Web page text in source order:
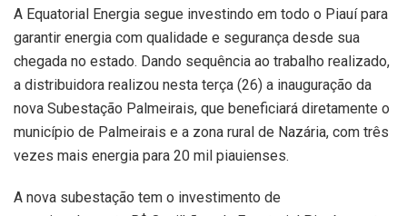
A Equatorial Energia segue investindo em todo o Piauí para
garantir energia com qualidade e segurança desde sua
chegada no estado. Dando sequência ao trabalho realizado,
a distribuidora realizou nesta terça (26) a inauguração da
nova Subestação Palmeirais, que beneficiará diretamente o
município de Palmeirais e a zona rural de Nazária, com três
vezes mais energia para 20 mil piauienses.
A nova subestação tem o investimento de